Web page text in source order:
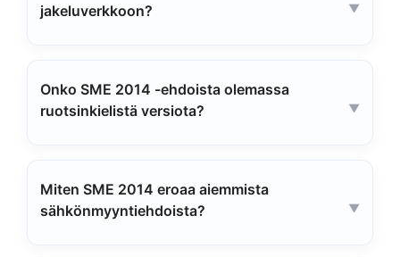
jakeluverkkoon?
Onko SME 2014 -ehdoista olemassa
ruotsinkielistä versiota?
Miten SME 2014 eroaa aiemmista
sähkönmyyntiehdoista?